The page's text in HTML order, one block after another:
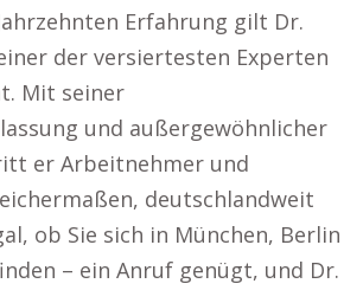
Erfahrung gilt Dr.
der versiertesten Experten
Mit seiner
und außergewöhnlicher
er Arbeitnehmer und
deutschlandweit
ob Sie sich in München, Berlin
– ein Anruf genügt, und Dr.